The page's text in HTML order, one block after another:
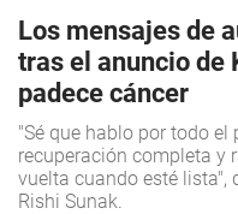
Los mensajes de
tras el anuncio de
padece cáncer
"Sé que hablo por todo el
recuperación completa y
vuelta cuando esté
Rishi Sunak.